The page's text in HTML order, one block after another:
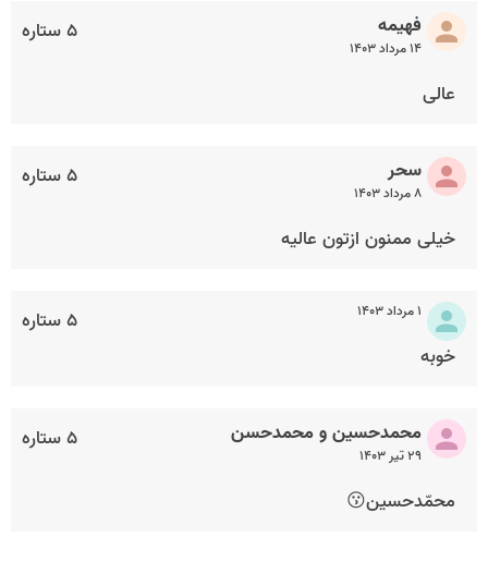
۵ ستاره فهیمه
۱۴ مرداد ۱۴۰۳
عالی
۵ ستاره سحر
۸ مرداد ۱۴۰۳
خیلی ممنون ازتون عالیه
۵ ستاره ۱ مرداد ۱۴۰۳
خوبه
۵ ستاره محمدحسین و محمدحسن
۲۹ تیر ۱۴۰۳
محمّدحسین😗